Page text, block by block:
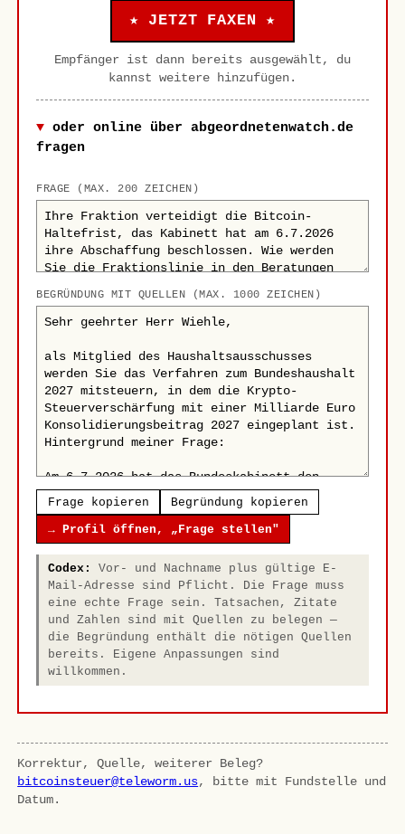
★ JETZT FAXEN ★
Empfänger ist dann bereits ausgewählt, du
kannst weitere hinzufügen.
oder online über abgeordnetenwatch.de
fragen
FRAGE (MAX. 200 ZEICHEN)
BEGRÜNDUNG MIT QUELLEN (MAX. 1000 ZEICHEN)
Frage kopieren Begründung kopieren
→ Profil öffnen, „Frage stellen"
Codex:
Vor- und Nachname plus gültige E-
Mail-Adresse sind Pflicht. Die Frage muss
eine echte Frage sein. Tatsachen, Zitate
und Zahlen sind mit Quellen zu belegen —
die Begründung enthält die nötigen Quellen
bereits. Eigene Anpassungen sind
willkommen.
Korrektur, Quelle, weiterer Beleg?
bitcoinsteuer@teleworm.us, bitte mit Fundstelle und
Datum.